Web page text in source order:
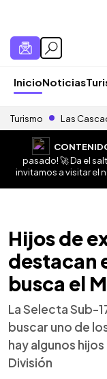
InicioNoticias
Turismo Las
pasado! 🚀 Da el
invitamos a visitar el
Hijos de
destacan
busca el
La Selecta Sub-
buscar uno de
hay algunos
División